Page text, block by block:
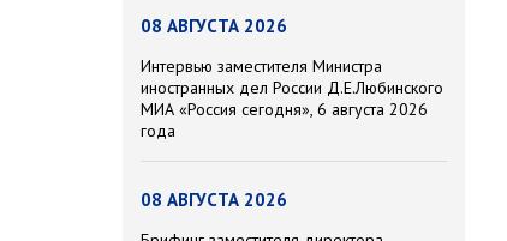
08 АВГУСТА 2026
Интервью заместителя Министра
иностранных дел России Д.Е.Любинского
МИА «Россия сегодня», 6 августа 2026
года
08 АВГУСТА 2026